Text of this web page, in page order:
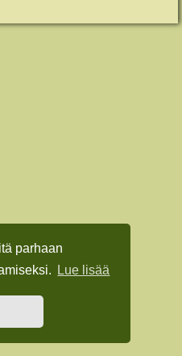
parhaan
Lue lisää